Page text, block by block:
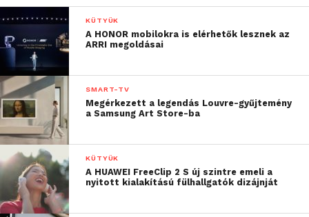
egy drónt anélkül, hogy ahhoz egyetlen ujjal is
hozzáérne. A 6 kg súlyú puska 2 kilométeres
távolságban működik, így a legtöbb, megfigyelésre
használt drónt könnyedén hatástalanítani tudja.
KÜTYÜK
A HONOR mobilokra is elérhetők lesznek az
ARRI megoldásai
SMART-TV
Megérkezett a legendás Louvre-gyűjtemény
a Samsung Art Store-ba
KÜTYÜK
A HUAWEI FreeClip 2 S új szintre emeli a
nyitott kialakítású fülhallgatók dizájnját